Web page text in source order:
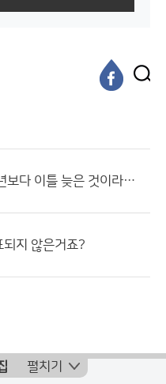
오늘 내린 첫눈이 평년보다 이틀 늦은 것이라네요.
지 않은거죠?
펼치기